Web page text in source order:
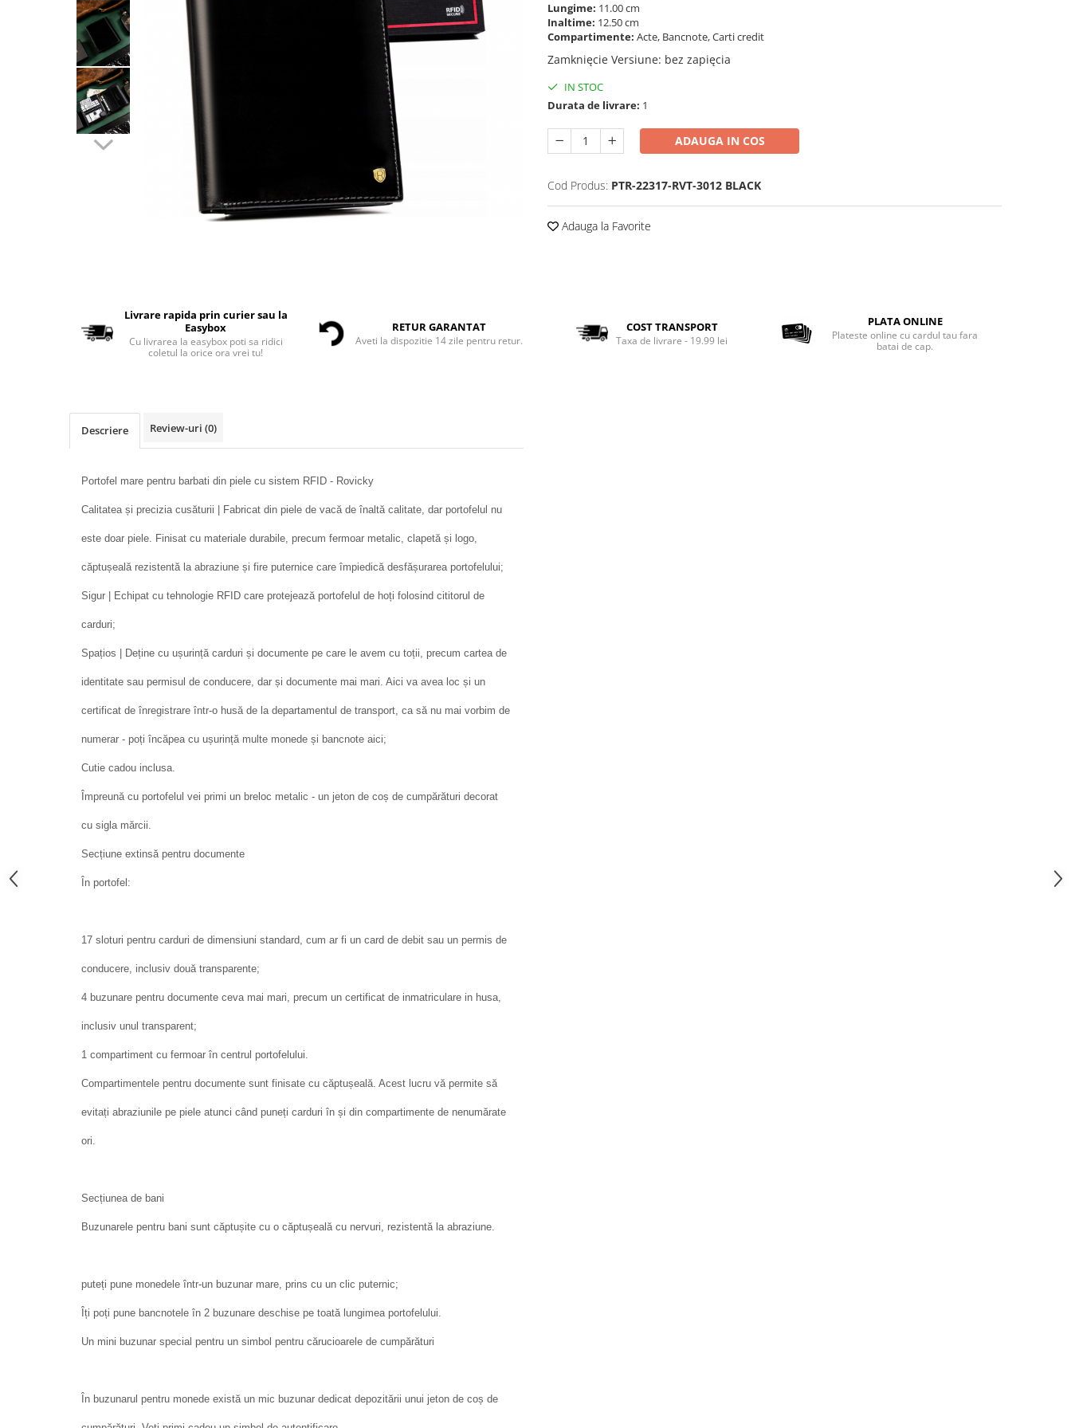
Lungime: 11.00 cm
Inaltime: 12.50 cm
Compartimente: Acte, Bancnote, Carti credit
Zamknięcie Versiune: bez zapięcia
IN STOC
Durata de livrare: 1
ADAUGA IN COS
Cod Produs: PTR-22317-RVT-3012 BLACK
Adauga la Favorite
Livrare rapida prin curier sau la
Easybox
Cu livrarea la easybox poti sa ridici
coletul la orice ora vrei tu!
RETUR GARANTAT
Aveti la dispozitie 14 zile pentru retur.
COST TRANSPORT
Taxa de livrare - 19.99 lei
PLATA ONLINE
Plateste online cu cardul tau fara
batai de cap.
Descriere Review-uri (0)
Portofel mare pentru barbati din piele cu sistem RFID - Rovicky
Calitatea și precizia cusăturii | Fabricat din piele de vacă de înaltă calitate, dar portofelul nu
este doar piele. Finisat cu materiale durabile, precum fermoar metalic, clapetă și logo,
căptușeală rezistentă la abraziune și fire puternice care împiedică desfășurarea portofelului;
Sigur | Echipat cu tehnologie RFID care protejează portofelul de hoți folosind cititorul de
carduri;
Spațios | Deține cu ușurință carduri și documente pe care le avem cu toții, precum cartea de
identitate sau permisul de conducere, dar și documente mai mari. Aici va avea loc și un
certificat de înregistrare într-o husă de la departamentul de transport, ca să nu mai vorbim de
numerar - poți încăpea cu ușurință multe monede și bancnote aici;
Cutie cadou inclusa.
Împreună cu portofelul vei primi un breloc metalic - un jeton de coș de cumpărături decorat
cu sigla mărcii.
Secțiune extinsă pentru documente
În portofel:
17 sloturi pentru carduri de dimensiuni standard, cum ar fi un card de debit sau un permis de
conducere, inclusiv două transparente;
4 buzunare pentru documente ceva mai mari, precum un certificat de inmatriculare in husa,
inclusiv unul transparent;
1 compartiment cu fermoar în centrul portofelului.
Compartimentele pentru documente sunt finisate cu căptușeală. Acest lucru vă permite să
evitați abraziunile pe piele atunci când puneți carduri în și din compartimente de nenumărate
ori.
Secțiunea de bani
Buzunarele pentru bani sunt căptușite cu o căptușeală cu nervuri, rezistentă la abraziune.
puteți pune monedele într-un buzunar mare, prins cu un clic puternic;
Îți poți pune bancnotele în 2 buzunare deschise pe toată lungimea portofelului.
Un mini buzunar special pentru un simbol pentru cărucioarele de cumpărături
În buzunarul pentru monede există un mic buzunar dedicat depozitării unui jeton de coș de